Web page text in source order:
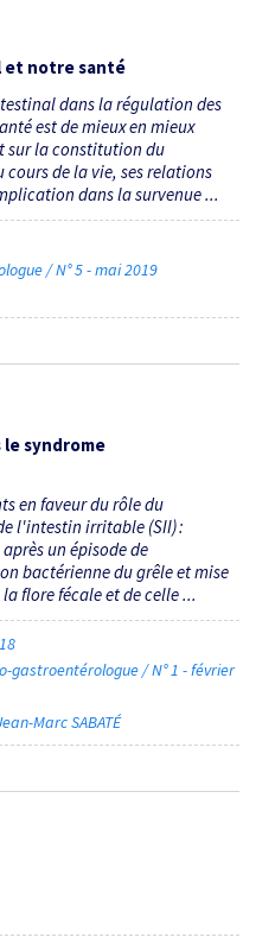
et notre santé
dans la régulation des
est de mieux en mieux
sur la constitution du
de la vie, ses relations
dans la survenue ...
/ N° 5 - mai 2019
le syndrome
en faveur du rôle du
l'intestin irritable (SII) :
un épisode de
bactérienne du grêle et mise
flore fécale et de celle ...
gastroentérologue / N° 1 - février
Marc SABATÉ